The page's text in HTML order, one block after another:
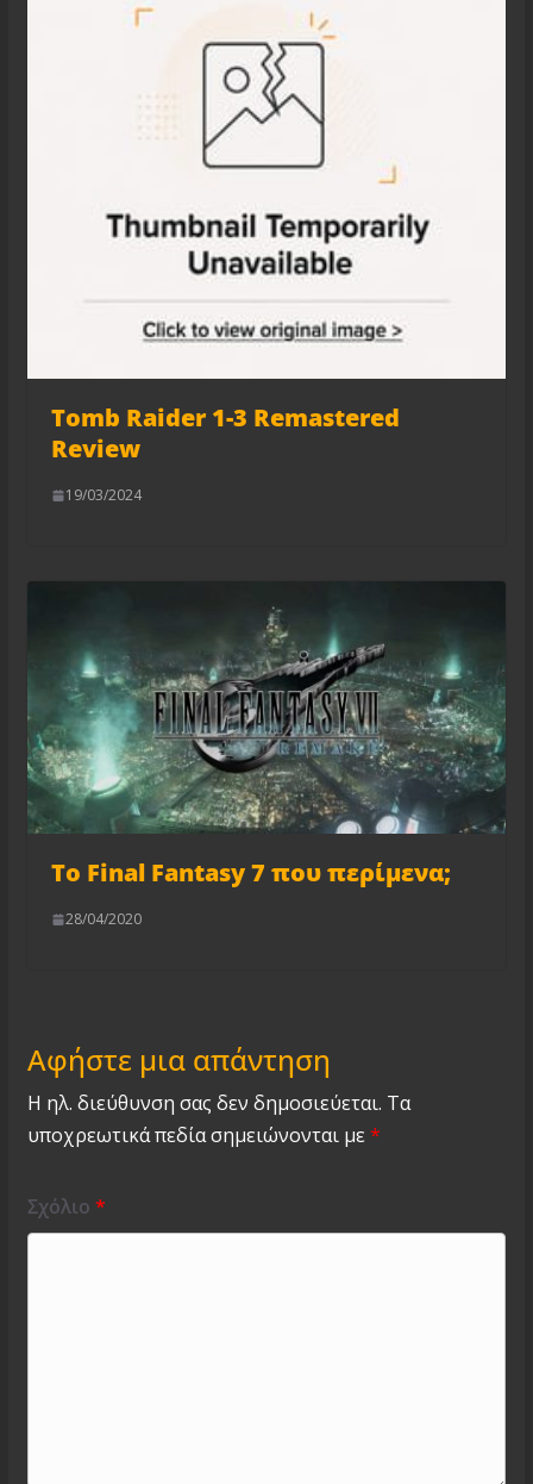
Tomb Raider 1-3 Remastered
Review
19/03/2024
Το Final Fantasy 7 που περίμενα;
28/04/2020
Αφήστε μια απάντηση
Η ηλ. διεύθυνση σας δεν δημοσιεύεται. Τα
υποχρεωτικά πεδία σημειώνονται με*
Σχόλιο *